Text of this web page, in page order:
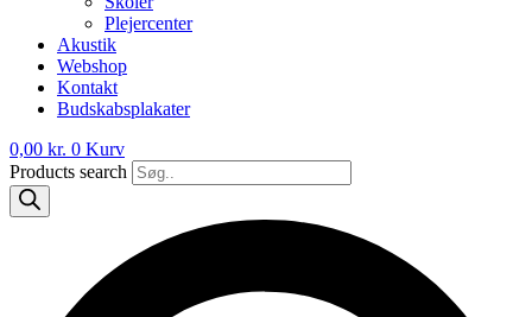
Plejercenter
Akustik
Webshop
Kontakt
Budskabsplakater
0,00 kr. 0 Kurv
Products search